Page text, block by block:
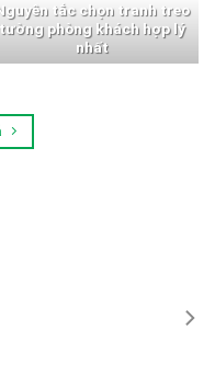
tắc chọn tranh treo
tường phòng khách hợp lý
nhất